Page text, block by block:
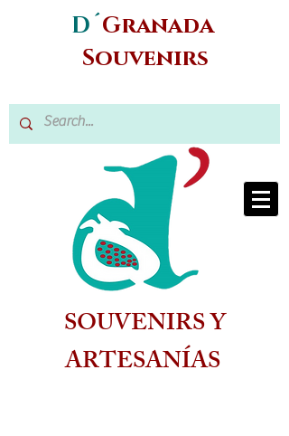
D´Granada
Souvenirs
SOUVENIRS Y
ARTESANÍAS